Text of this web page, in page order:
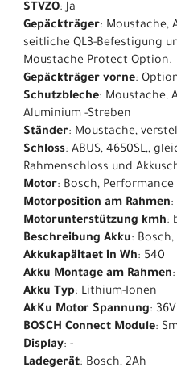
STVZO: Ja
Gepäckträger: Moustache,
seitliche QL3-Befestigung
Moustache Protect Option.
Gepäckträger vorne:
Schutzbleche: Moustache,
Aluminium -Streben
Ständer: Moustache,
Schloss: ABUS, 4650SL,,
Rahmenschloss und
Motor: Bosch, Performance
Motorposition am Rahmen:
Motorunterstützung kmh:
Beschreibung Akku:
Akkukapäitaet in Wh: 540
Akku Montage am Rahmen
Akku Typ: Lithium-Ionen
AkKu Motor Spannung: 36V
BOSCH Connect Module:
Display: -
Ladegerät: Bosch, 2Ah